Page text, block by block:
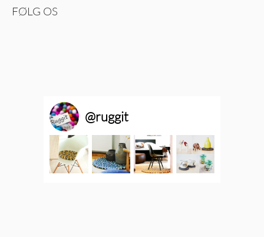
FØLG OS
@ruggit